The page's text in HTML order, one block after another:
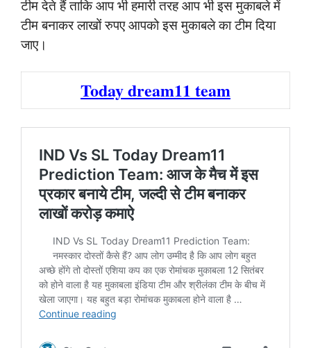
टीम देते हैं ताकि आप भी हमारी तरह आप भी इस मुकाबले में
टीम बनाकर लाखों रुपए आपको इस मुकाबले का टीम दिया
जाए।
Today dream11 team